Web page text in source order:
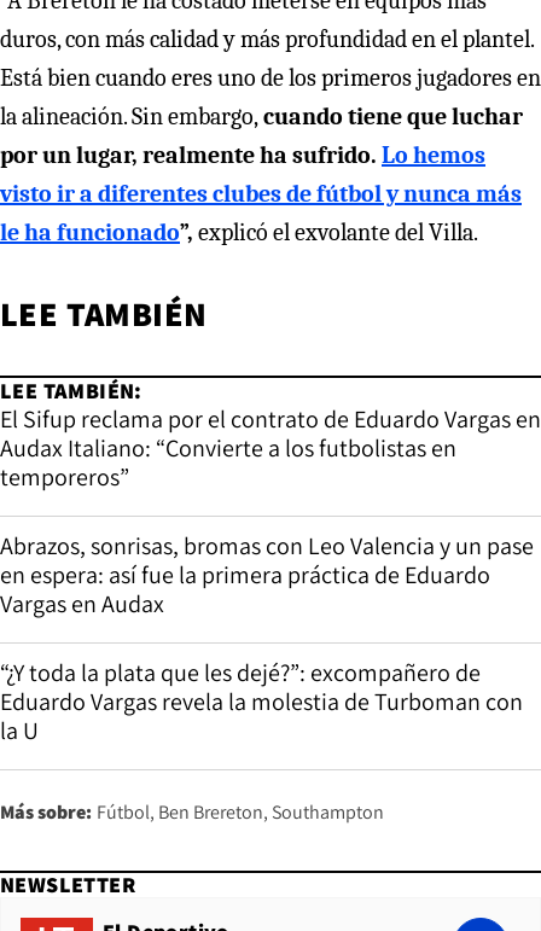
duros, con más calidad y más profundidad en el plantel.
Está bien cuando eres uno de los primeros jugadores en
la alineación. Sin embargo,cuando tiene que luchar
por un lugar, realmente ha sufrido. Lo hemos
visto ir a diferentes clubes de fútbol y nunca más
le ha funcionado”, explicó el exvolante del Villa.
LEE TAMBIÉN
LEE TAMBIÉN:
El Sifup reclama por el contrato de Eduardo Vargas en
Audax Italiano: “Convierte a los futbolistas en
temporeros”
Abrazos, sonrisas, bromas con Leo Valencia y un pase
en espera: así fue la primera práctica de Eduardo
Vargas en Audax
“¿Y toda la plata que les dejé?”: excompañero de
Eduardo Vargas revela la molestia de Turboman con
la U
Más sobre: Fútbol Ben Brereton Southampton
NEWSLETTER